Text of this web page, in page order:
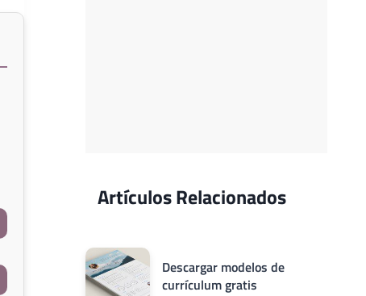
Artículos Relacionados
Descargar modelos de
currículum gratis